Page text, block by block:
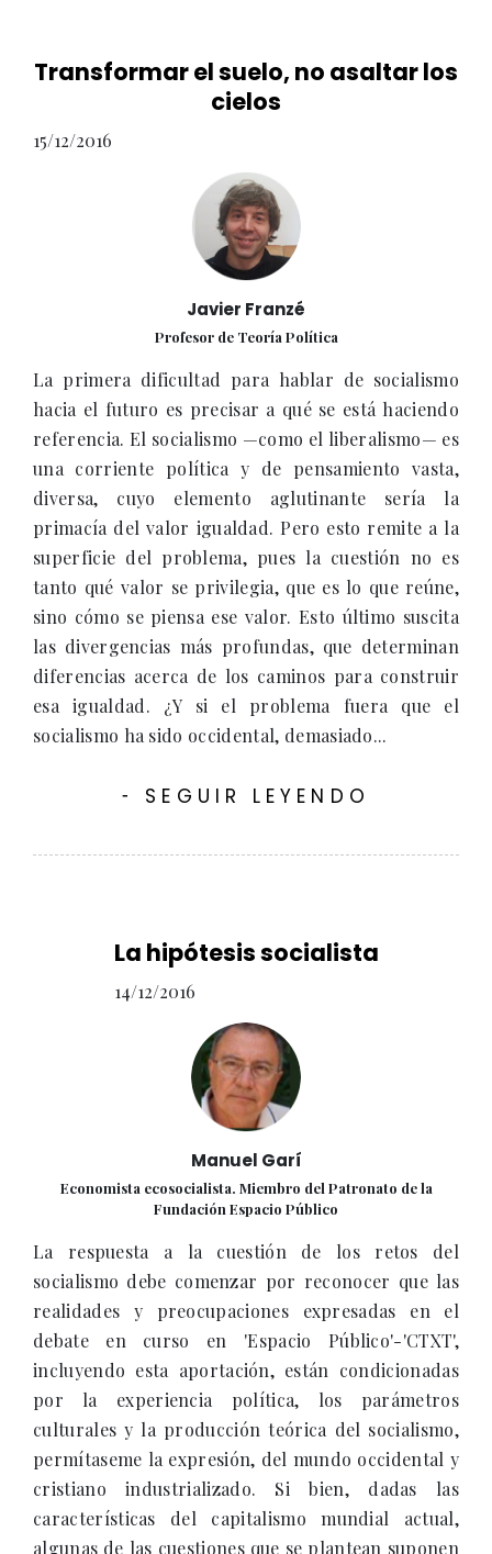
Transformar el suelo, no asaltar los
cielos
15/12/2016
Javier Franzé
Profesor de Teoría Política
La primera dificultad para hablar de socialismo
hacia el futuro es precisar a qué se está haciendo
referencia. El socialismo —como el liberalismo— es
una corriente política y de pensamiento vasta,
diversa, cuyo elemento aglutinante sería la
primacía del valor igualdad. Pero esto remite a la
superficie del problema, pues la cuestión no es
tanto qué valor se privilegia, que es lo que reúne,
sino cómo se piensa ese valor. Esto último suscita
las divergencias más profundas, que determinan
diferencias acerca de los caminos para construir
esa igualdad. ¿Y si el problema fuera que el
socialismo ha sido occidental, demasiado...
- SEGUIR LEYENDO
La hipótesis socialista
14/12/2016
Manuel Garí
Economista ecosocialista. Miembro del Patronato de la
Fundación Espacio Público
La respuesta a la cuestión de los retos del
socialismo debe comenzar por reconocer que las
realidades y preocupaciones expresadas en el
debate en curso en 'Espacio Público'-'CTXT',
incluyendo esta aportación, están condicionadas
por la experiencia política, los parámetros
culturales y la producción teórica del socialismo,
permítaseme la expresión, del mundo occidental y
cristiano industrializado. Si bien, dadas las
características del capitalismo mundial actual,
algunas de las cuestiones que se plantean suponen